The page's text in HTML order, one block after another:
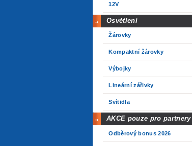
12V
Osvětlení
Žárovky
Kompaktní žárovky
Výbojky
Lineární zářivky
Svítidla
AKCE pouze pro partnery
Odběrový bonus 2026